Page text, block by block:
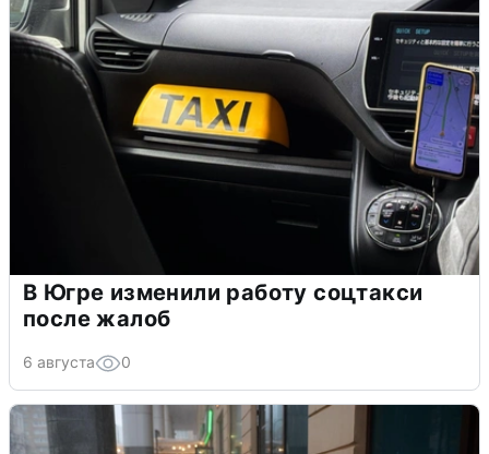
В Югре изменили работу соцтакси
после жалоб
6 августа 0